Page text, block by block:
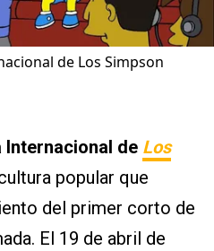
de Los Simpson
Internacional de Los
popular que
del primer corto de
El 19 de abril de